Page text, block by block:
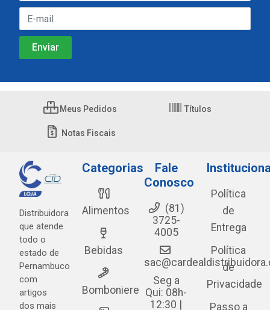
Meus Pedidos Títulos
Notas Fiscais
Distribuidora
que atende
todo o
estado de
Pernambuco
com
artigos
dos mais
Categorias
Alimentos
Bebidas
Bomboniere
Fale
Conosco
(81)
3725-
4005
Seg a
Qui: 08h-
12:30 |
Política
de
Entrega
Política
de
Privacidade
Passo a